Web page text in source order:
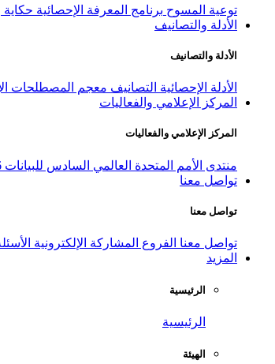
توعية المسوح برنامج المعرفة الإحصائية
الأدلة والتصانيف
الأدلة والتصانيف
الأدلة الإحصائية التصانيف معجم المصطلحات
المركز الإعلامي والفعاليات
المركز الإعلامي والفعاليات
منتدى الأمم المتحدة العالمي السادس للبيانات 2026
تواصل معنا
تواصل معنا
تواصل معنا الفروع المشاركة الإلكترونية
المزيد
الرئيسية
الرئيسية
الهيئة